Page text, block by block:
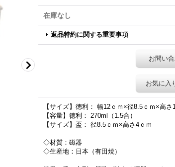
在庫なし
返品特約に関する重要事項
お問い
お気に入
【サイズ】徳利： 幅12ｃｍ×径8.5ｃｍ×高さ
【容量】徳利： 270ml（1.5合）
【サイズ】盃： 径8.5ｃｍ×高さ4ｃｍ
◇材質：磁器
◇生産地：日本（有田焼）